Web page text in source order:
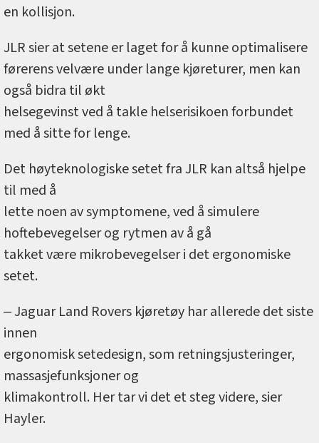
en kollisjon.
JLR sier at setene er laget for å kunne optimalisere
førerens velvære under lange kjøreturer, men kan
også bidra til økt
helsegevinst ved å takle helserisikoen forbundet
med å sitte for lenge.
Det høyteknologiske setet fra JLR kan altså hjelpe
til med å
lette noen av symptomene, ved å simulere
hoftebevegelser og rytmen av å gå
takket være mikrobevegelser i det ergonomiske
setet.
‒ Jaguar Land Rovers kjøretøy har allerede det siste
innen
ergonomisk setedesign, som retningsjusteringer,
massasjefunksjoner og
klimakontroll. Her tar vi det et steg videre, sier
Hayler.